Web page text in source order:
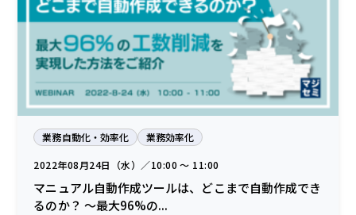
業務自動化・効率化 業務効率化
2022年08月24日（水）／10:00 〜 11:00
マニュアル自動作成ツールは、どこまで自動作成でき
るのか？ 〜最大96%の...